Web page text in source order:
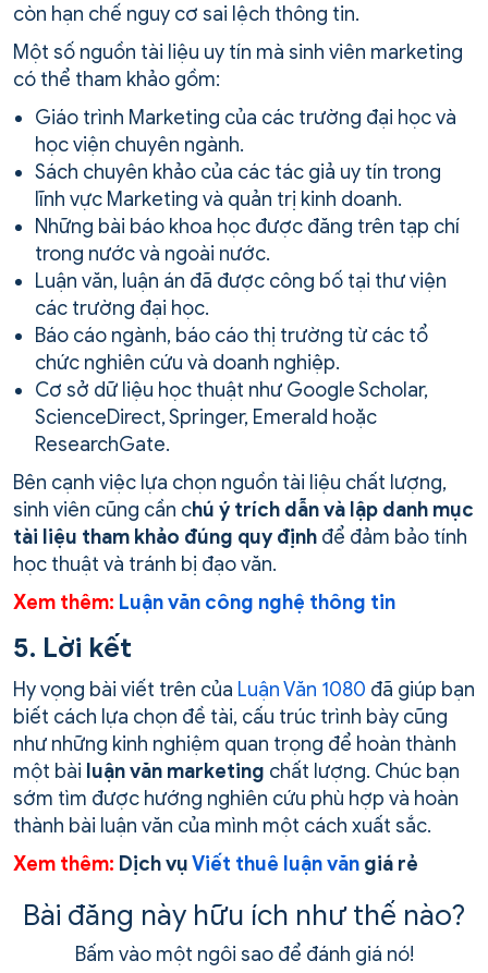
còn hạn chế nguy cơ sai lệch thông tin.
Một số nguồn tài liệu uy tín mà sinh viên marketing
có thể tham khảo gồm:
Giáo trình Marketing của các trường đại học và
học viện chuyên ngành.
Sách chuyên khảo của các tác giả uy tín trong
lĩnh vực Marketing và quản trị kinh doanh.
Những bài báo khoa học được đăng trên tạp chí
trong nước và ngoài nước.
Luận văn, luận án đã được công bố tại thư viện
các trường đại học.
Báo cáo ngành, báo cáo thị trường từ các tổ
chức nghiên cứu và doanh nghiệp.
Cơ sở dữ liệu học thuật như Google Scholar,
ScienceDirect, Springer, Emerald hoặc
ResearchGate.
Bên cạnh việc lựa chọn nguồn tài liệu chất lượng,
sinh viên cũng cần chú ý trích dẫn và lập danh mục
tài liệu tham khảo đúng quy định để đảm bảo tính
học thuật và tránh bị đạo văn.
Xem thêm: Luận văn công nghệ thông tin
5. Lời kết
Hy vọng bài viết trên của Luận Văn 1080 đã giúp bạn
biết cách lựa chọn đề tài, cấu trúc trình bày cũng
như những kinh nghiệm quan trọng để hoàn thành
một bài luận văn marketing chất lượng. Chúc bạn
sớm tìm được hướng nghiên cứu phù hợp và hoàn
thành bài luận văn của mình một cách xuất sắc.
Xem thêm: Dịch vụViết thuê luận văn giá rẻ
Bài đăng này hữu ích như thế nào?
Bấm vào một ngôi sao để đánh giá nó!